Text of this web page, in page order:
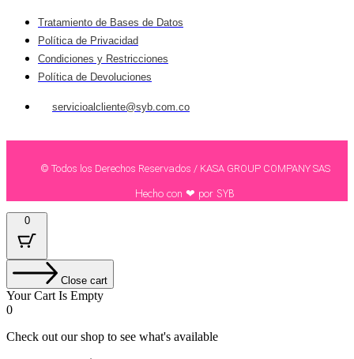
Tratamiento de Bases de Datos
Política de Privacidad
Condiciones y Restricciones
Política de Devoluciones
servicioalcliente@syb.com.co
© Todos los Derechos Reservados / KASA GROUP COMPANY SAS
Hecho con ❤ por SYB
0
Close cart
Your Cart Is Empty
0
Check out our shop to see what's available